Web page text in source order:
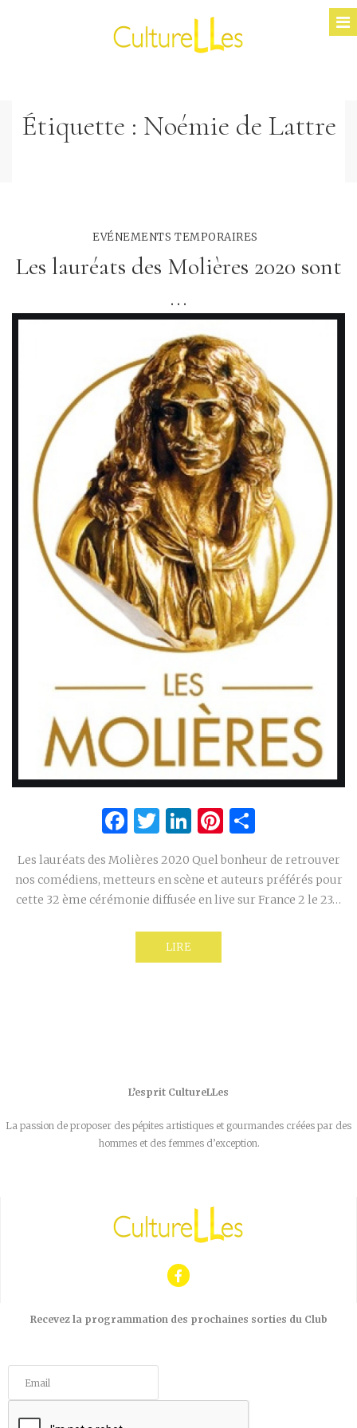
Étiquette : Noémie de Lattre
EVÉNEMENTS TEMPORAIRES
Les lauréats des Molières 2020 sont
...
Facebook
Twitter
LinkedIn
Pinterest
Les lauréats des Molières 2020 Quel bonheur de retrouver
nos comédiens, metteurs en scène et auteurs préférés pour
cette 32 ème cérémonie diffusée en live sur France 2 le 23…
LIRE
L’esprit CultureLLes
La passion de proposer des pépites artistiques et gourmandes créées par des
hommes et des femmes d’exception.
Recevez la programmation des prochaines sorties du Club